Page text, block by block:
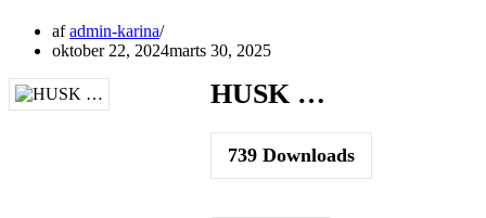
afadmin-karina
oktober 22, 2024marts 30, 2025
HUSK …
739Downloads